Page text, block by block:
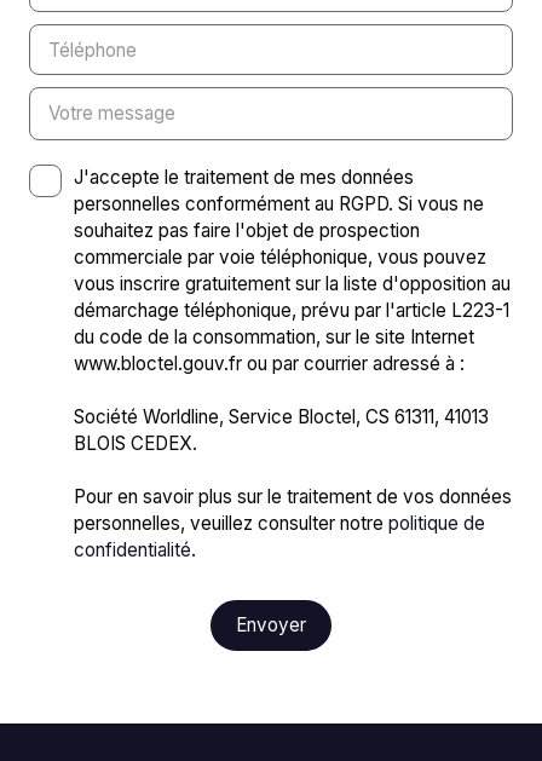
Téléphone
Votre message
J'accepte le traitement de mes données
personnelles conformément au RGPD. Si vous ne
souhaitez pas faire l'objet de prospection
commerciale par voie téléphonique, vous pouvez
vous inscrire gratuitement sur la liste d'opposition au
démarchage téléphonique, prévu par l'article L223-1
du code de la consommation, sur le site Internet
www.bloctel.gouv.fr ou par courrier adressé à :
Société Worldline, Service Bloctel, CS 61311, 41013
BLOIS CEDEX.
Pour en savoir plus sur le traitement de vos données
personnelles, veuillez consulter notre politique de
confidentialité.
Envoyer